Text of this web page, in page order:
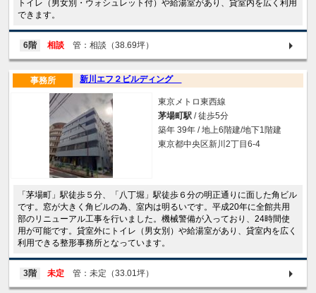
トイレ（男女別・ウォシュレット付）や給湯室があり、貸室内を広く利用
できます。
6階 相談 管：相談（38.69坪）
新川エフ２ビルディング
事務所
東京メトロ東西線
茅場町駅 / 徒歩5分
築年 39年 / 地上6階建/地下1階建
東京都中央区新川2丁目6-4
「茅場町」駅徒歩５分、「八丁堀」駅徒歩６分の明正通りに面した角ビル
です。窓が大きく角ビルの為、室内は明るいです。平成20年に全館共用
部のリニューアル工事を行いました。機械警備が入っており、24時間使
用が可能です。貸室外にトイレ（男女別）や給湯室があり、貸室内を広く
利用できる整形事務所となっています。
3階 未定 管：未定（33.01坪）